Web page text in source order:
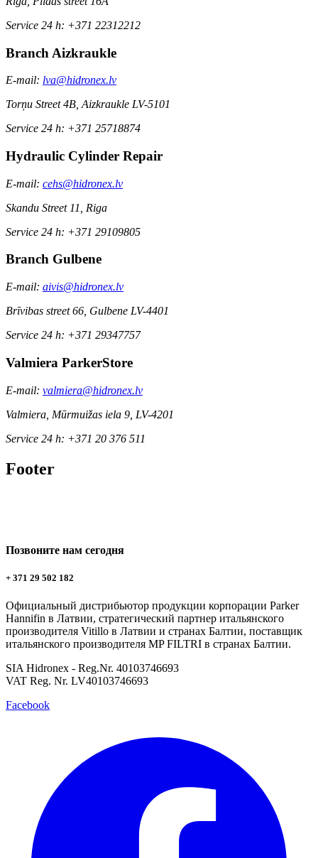
Service 24 h: +371 22312212
Branch Aizkraukle
E-mail: lva@hidronex.lv
Torņu Street 4B, Aizkraukle LV-5101
Service 24 h: +371 25718874
Hydraulic Cylinder Repair
E-mail: cehs@hidronex.lv
Skandu Street 11, Riga
Service 24 h: +371 29109805
Branch Gulbene
E-mail: aivis@hidronex.lv
Brīvibas street 66, Gulbene LV-4401
Service 24 h: +371 29347757
Valmiera ParkerStore
E-mail: valmiera@hidronex.lv
Valmiera, Mūrmuižas iela 9, LV-4201
Service 24 h: +371 20 376 511
Footer
Позвоните нам сегодня
+ 371 29 502 182
Официальный дистрибьютор продукции корпорации Parker
Hannifin в Латвии, стратегический партнер итальянского
производителя Vitillo в Латвии и странах Балтии, поставщик
итальянского производителя MP FILTRI в странах Балтии.
SIA Hidronex - Reg.Nr. 40103746693
VAT Reg. Nr. LV40103746693
Facebook